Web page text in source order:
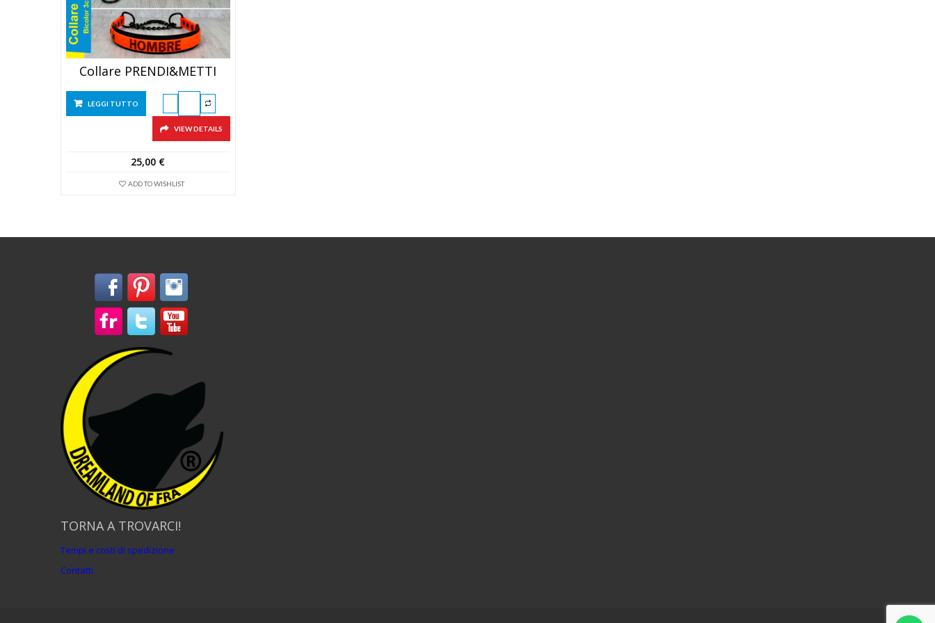
Collare PRENDI&METTI
LEGGI TUTTO
VIEW DETAILS
25,00 €
ADD TO WISHLIST
TORNA A TROVARCI!
Tempi e costi di spedizione
Contatti